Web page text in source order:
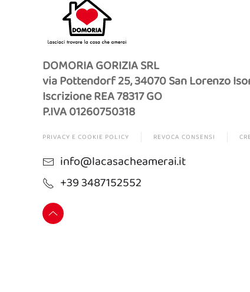
DOMORIA GORIZIA SRL
via Pottendorf 25, 34070 San Lorenzo
Iscrizione REA 78317 GO
P.IVA 01260750318
PRIVACY E COOKIE POLICY REVOCA CONSENSI
info@lacasacheamerai.it
+39 3487152552